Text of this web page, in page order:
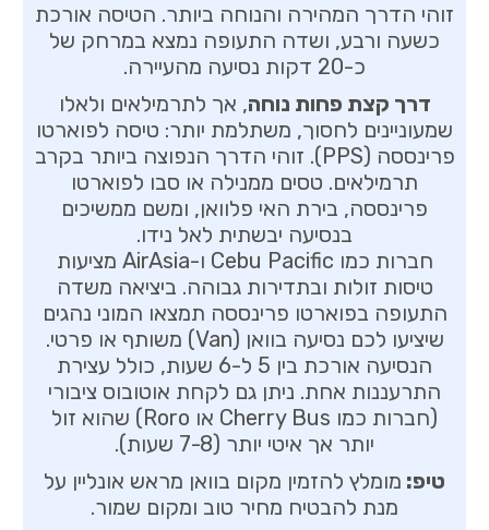
זוהי הדרך המהירה והנוחה ביותר. הטיסה אורכת
כשעה ורבע, ושדה התעופה נמצא במרחק של
כ-20 דקות נסיעה מהעיירה.
דרך קצת פחות נוחה, אך לתרמילאים ולאלו
שמעוניינים לחסוך, משתלמת יותר: טיסה לפוארטו
פרינססה (PPS). זוהי הדרך הנפוצה ביותר בקרב
תרמילאים. טסים ממנילה או סבו לפוארטו
פרינססה, בירת האי פלוואן, ומשם ממשיכים
בנסיעה יבשתית לאל נידו.
חברות כמו Cebu Pacific ו-AirAsia מציעות
טיסות זולות ובתדירות גבוהה. ביציאה משדה
התעופה בפוארטו פרינססה תמצאו המוני נהגים
שיציעו לכם נסיעה בוואן (Van) משותף או פרטי.
הנסיעה אורכת בין 5 ל-6 שעות, כולל עצירת
התרעננות אחת. ניתן גם לקחת אוטובוס ציבורי
(חברות כמו Cherry Bus או Roro) שהוא זול
יותר אך איטי יותר (7-8 שעות).
טיפ: מומלץ להזמין מקום בוואן מראש אונליין על
מנת להבטיח מחיר טוב ומקום שמור.